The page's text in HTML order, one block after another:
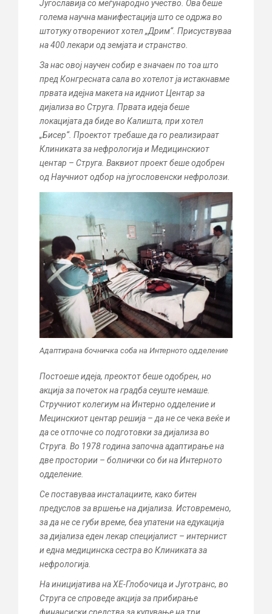
Југославија со меѓународно учество. Ова беше
голема научна манифестација што се одржа во
штотуку отворениот хотел „Дрим“. Присуствуваа
на 400 лекари од земјата и странство.
За нас овој научен собир е значаен по тоа што
пред Конгресната сала во хотелот ја истакнавме
првата идејна макета на идниот Центар за
дијализа во Струга. Првата идеја беше
локацијата да биде во Калишта, при хотел
„Бисер“. Проектот требаше да го реализираат
Клиниката за нефрологија и Медицинскиот
центар – Струга. Ваквиот проект беше одобрен
од Научниот одбор на југословенски нефролози.
Адаптирана бочничка соба на Интерното одделение
Постоеше идеја, преоктот беше одобрен, но
акција за почеток на градба сеуште немаше.
Стручниот колегиум на Интерно одделение и
Мецинскиот центар решија – да не се чека веќе и
да се отпочне со подготовки за дијализа во
Струга. Во 1978 година започна адаптирање на
две простории – болнички со би на Интерното
одделение.
Се поставуваа инсталациите, како битен
предуслов за вршење на дијализа. Истовремено,
за да не се губи време, беа упатени на едукација
за дијализа еден лекар специјалист – интернист
и една медицинска сестра во Клиниката за
нефрологија.
На иницијатива на ХЕ-Глобочица и Југотранс, во
Струга се спроведе акција за прибирање
финансиски средства за купување на три